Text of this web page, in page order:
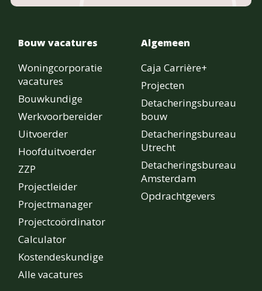
Bouw vacatures
Woningcorporatie
vacatures
Bouwkundige
Werkvoorbereider
Uitvoerder
Hoofduitvoerder
ZZP
Projectleider
Projectmanager
Projectcoördinator
Calculator
Kostendeskundige
Alle vacatures
Algemeen
Caja Carrière+
Projecten
Detacheringsbureau
bouw
Detacheringsbureau
Utrecht
Detacheringsbureau
Amsterdam
Opdrachtgevers